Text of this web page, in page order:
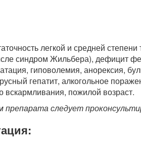
легкой и средней
синдром Жильбера), дефицит
гиповолемия, анорексия,
гепатит, алкогольное
вскармливания, пожилой возраст.
препарата следует